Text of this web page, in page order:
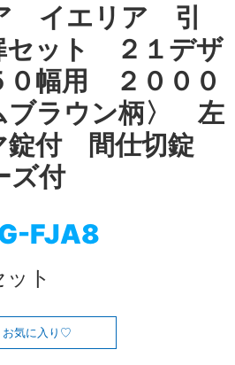
イエリア 引
ット ２１デザ
幅用 ２０００
ラウン柄〉 左
錠付 間仕切錠
ズ付
FJA8
ト
お気に入り